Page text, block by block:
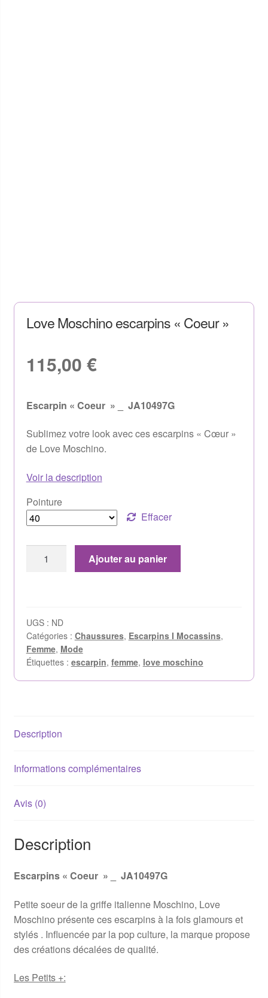
Love Moschino escarpins « Coeur »
115,00 €
Escarpin « Coeur » _ JA10497G
Sublimez votre look avec ces escarpins « Cœur »
de Love Moschino.
Voir la description
Pointure
Effacer
Ajouter au panier
UGS : ND
Catégories : Chaussures, Escarpins I Mocassins,
Femme, Mode
Étiquettes : escarpin, femme, love moschino
Description
Informations complémentaires
Avis (0)
Description
Escarpins « Coeur » _ JA10497G
Petite soeur de la griffe italienne Moschino, Love
Moschino présente ces escarpins à la fois glamours et
stylés . Influencée par la pop culture, la marque propose
des créations décalées de qualité.
Les Petits +: